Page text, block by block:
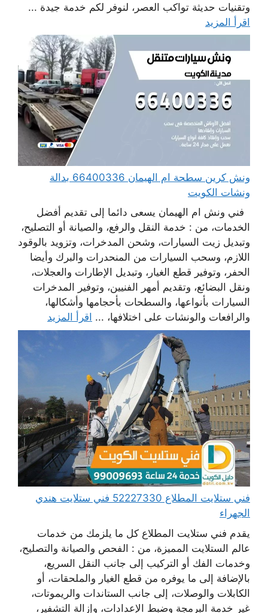
وتقنيات حديثة تواكب العصر، لنوفر لكم خدمة جيدة ...
اقرأ المزيد
ونش كرين سطحة ام الهيمان 66400336 بدالة
ونشات الكويت
فني ونش ام الهيمان يسعى دائما إلى تقديم أفضل
الخدمات، من : خدمة النقل والرفع، والصيانة أو التصليح،
وتبديل زيت السيارات، وشحن المدخرات، وتزويد بالوقود
اللازم، وسحب السيارات من المنحدرات والبرك وأيضا
الحفر، وتوفير قطع الغيار، وتبديل الإطارات والعجلات،
ونقل البضائع، وتقديم أمهر الفنيين، وتوفير المدخرات
السيارات بأنواعها، والسطحات بأحجامها وأشكالها،
والرافعات والونشات على اختلافها، ... اقرأ المزيد
فني ستلايت المطلاع 52227330 فني ستلايت هندي
الجهراء
يقدم فني ستلايت المطلاع كل ما يلزمك من خدمات
عالم الستلايت المميزة، من : الفحص والصيانة والتصليح،
وخدمات الفك أو التركيب إلى جانب النقل السريع،
بالإضافة إلى ما يوفره من قطع الغيار والملحقات، أو
الكابلات والوصلات، إلى جانب الستاندات والريموتات،
غير خدمة البرمجة وضبط الإعدادات، وإزالة التشفير،